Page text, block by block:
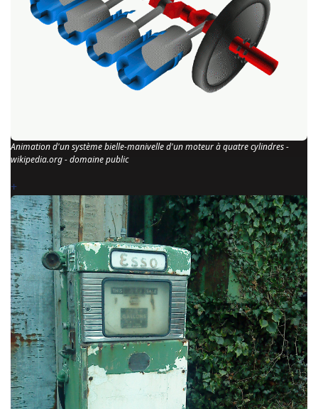
Animation d'un système bielle-manivelle d'un moteur à quatre cylindres -
wikipedia.org - domaine public
+